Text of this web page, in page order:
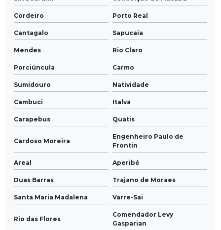
Cordeiro Porto Real
Cantagalo Sapucaia
Mendes Rio Claro
Porciúncula Carmo
Sumidouro Natividade
Cambuci Italva
Carapebus Quatis
Cardoso Moreira
Engenheiro Paulo de
Frontin
Areal Aperibé
Duas Barras Trajano de Moraes
Santa Maria Madalena Varre-Sai
Rio das Flores
Comendador Levy
Gasparian